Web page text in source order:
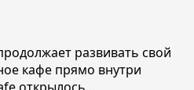
развивать свой
кафе прямо внутри